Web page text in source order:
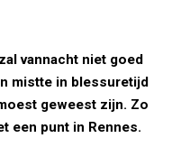
vannacht niet goed
mistte in blessuretijd
geweest zijn. Zo
een punt in Rennes.